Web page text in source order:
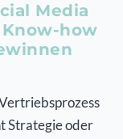
Media
how
Strategie oder